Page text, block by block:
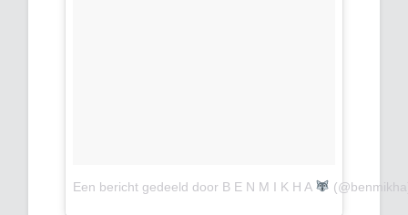
Een bericht gedeeld door B E N M I K H A